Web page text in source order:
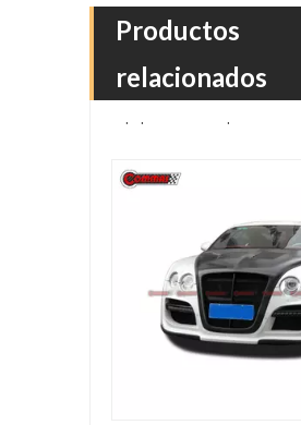
Productos
relacionados